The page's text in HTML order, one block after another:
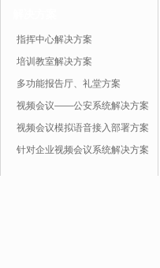
指挥中心解决方案
培训教室解决方案
多功能报告厅、礼堂方案
视频会议——公安系统解决方案
视频会议模拟语音接入部署方案
针对企业视频会议系统解决方案